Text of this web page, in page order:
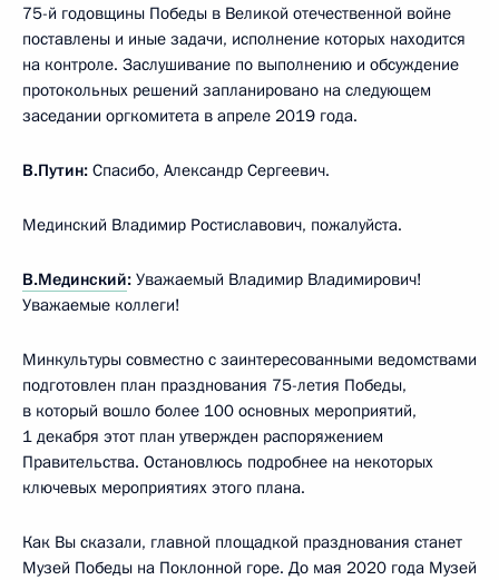
75-й годовщины Победы в Великой отечественной войне
поставлены и иные задачи, исполнение которых находится
на контроле. Заслушивание по выполнению и обсуждение
протокольных решений запланировано на следующем
заседании оргкомитета в апреле 2019 года.
В.Путин: Спасибо, Александр Сергеевич.
Мединский Владимир Ростиславович, пожалуйста.
В.Мединский: Уважаемый Владимир Владимирович!
Уважаемые коллеги!
Минкультуры совместно с заинтересованными ведомствами
подготовлен план празднования 75-летия Победы,
в который вошло более 100 основных мероприятий,
1 декабря этот план утвержден распоряжением
Правительства. Остановлюсь подробнее на некоторых
ключевых мероприятиях этого плана.
Как Вы сказали, главной площадкой празднования станет
Музей Победы на Поклонной горе. До мая 2020 года Музей